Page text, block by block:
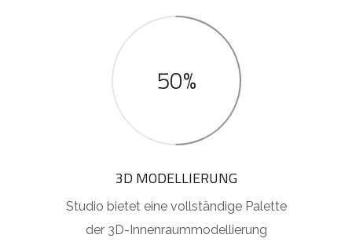
50%
3D MODELLIERUNG
Studio bietet eine vollständige Palette
der 3D-Innenraummodellierung